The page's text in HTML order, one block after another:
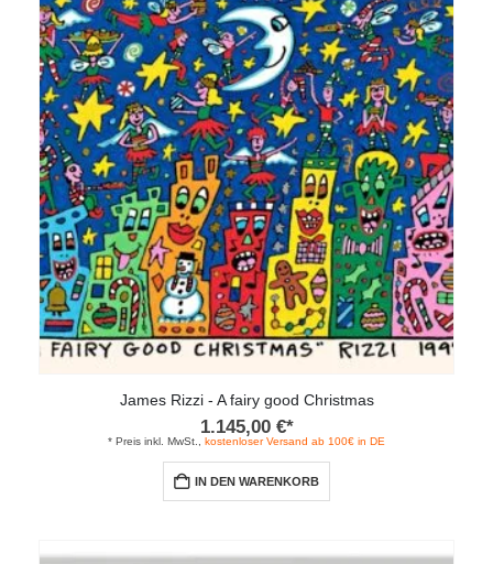
auf.
Die
Optionen
können
auf
der
Produktseite
gewählt
werden
James Rizzi - A fairy good Christmas
1.145,00 €*
* Preis inkl. MwSt., kostenloser Versand ab 100€ in DE
IN DEN WARENKORB